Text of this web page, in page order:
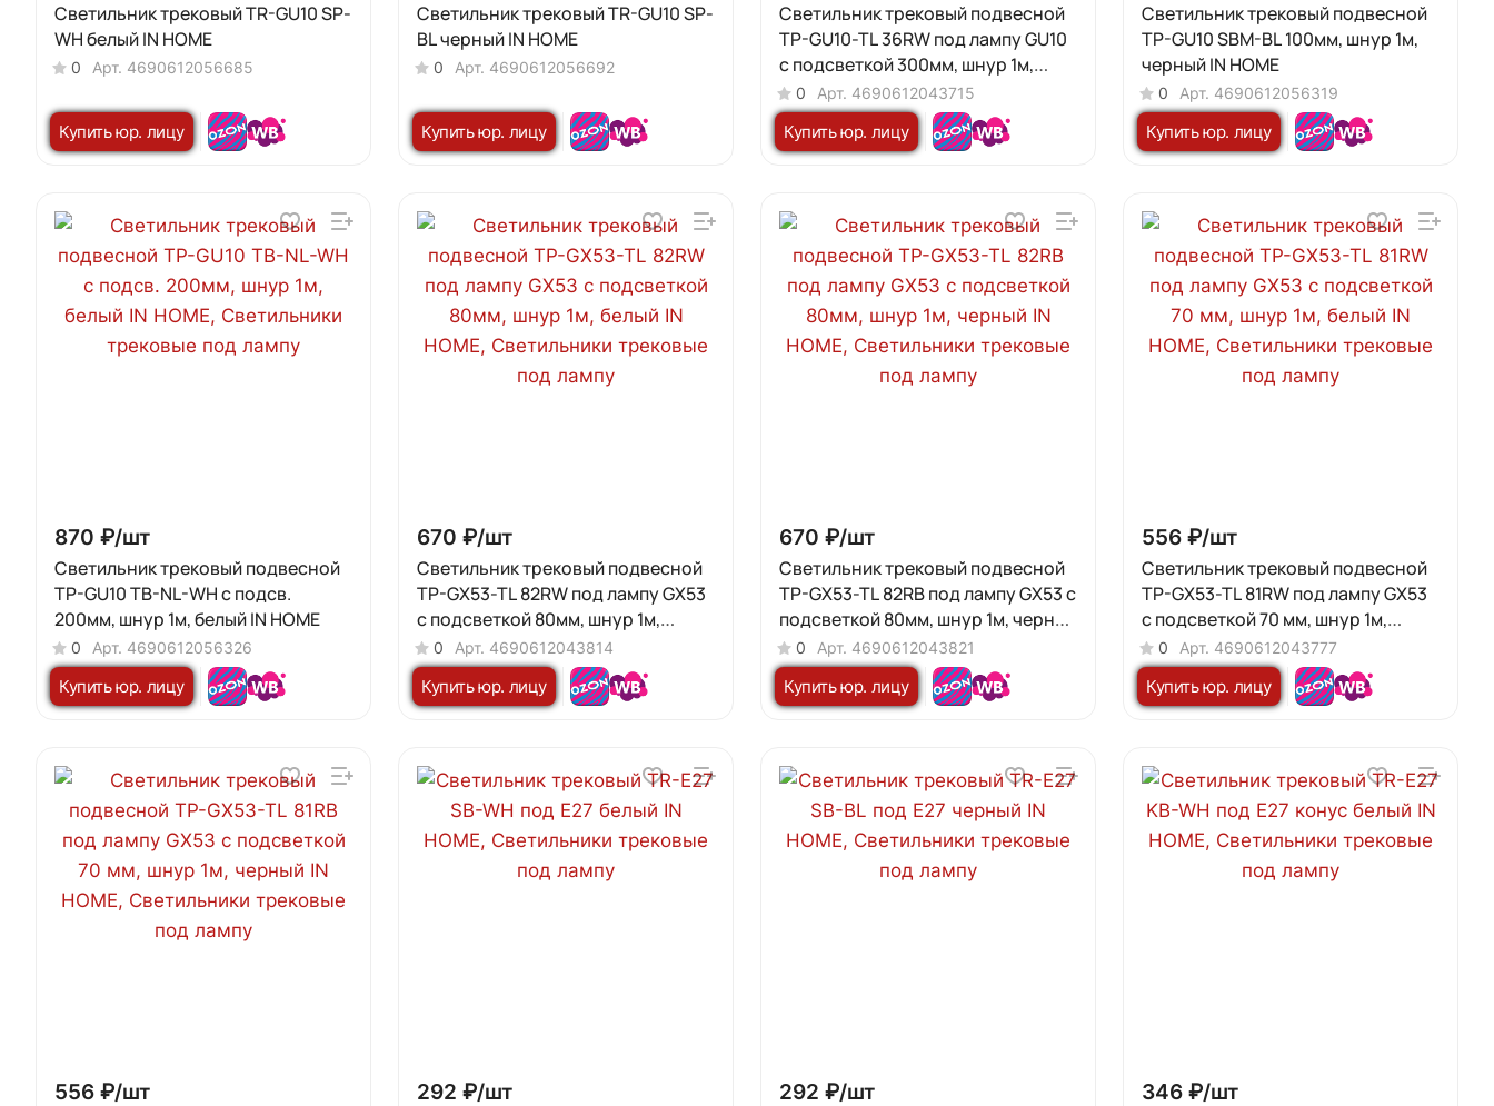
Светильник трековый TR-GU10 SP-
WH белый IN HOME
0 Арт. 4690612056685
Купить юр. лицу
Светильник трековый TR-GU10 SP-
BL черный IN HOME
0 Арт. 4690612056692
Купить юр. лицу
Светильник трековый подвесной
TP-GU10-TL 36RW под лампу GU10
с подсветкой 300мм, шнур 1м,
белый IN HOME
0 Арт. 4690612043715
Купить юр. лицу
Светильник трековый подвесной
TP-GU10 SBM-BL 100мм, шнур 1м,
черный IN HOME
0 Арт. 4690612056319
Купить юр. лицу
870 ₽/шт
Светильник трековый подвесной
TP-GU10 TB-NL-WH с подсв.
200мм, шнур 1м, белый IN HOME
0 Арт. 4690612056326
Купить юр. лицу
670 ₽/шт
Светильник трековый подвесной
TP-GX53-TL 82RW под лампу GX53
с подсветкой 80мм, шнур 1м,
белый IN HOME
0 Арт. 4690612043814
Купить юр. лицу
670 ₽/шт
Светильник трековый подвесной
TP-GX53-TL 82RB под лампу GX53 с
подсветкой 80мм, шнур 1м, черный
IN HOME
0 Арт. 4690612043821
Купить юр. лицу
556 ₽/шт
Светильник трековый подвесной
TP-GX53-TL 81RW под лампу GX53
с подсветкой 70 мм, шнур 1м,
белый IN HOME
0 Арт. 4690612043777
Купить юр. лицу
556 ₽/шт 292 ₽/шт 292 ₽/шт 346 ₽/шт